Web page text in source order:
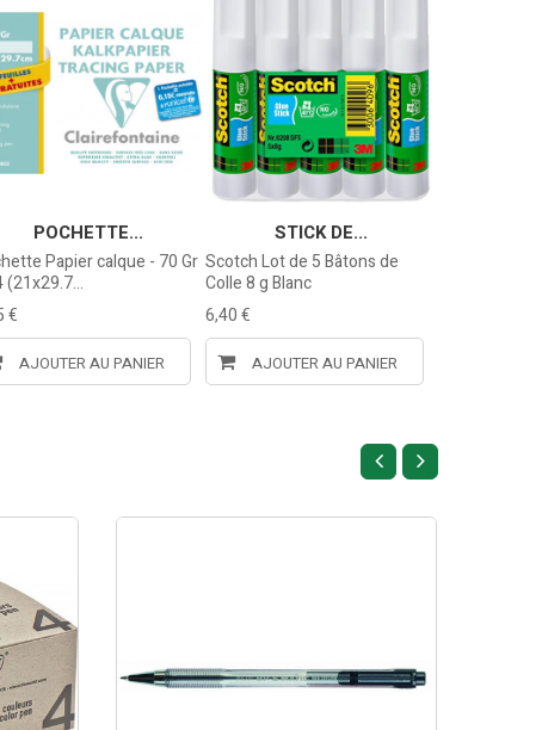
POCHETTE...
Papier calque - 70 Gr
(21x29.7...
€
AJOUTER AU PANIER
STICK DE...
Scotch Lot de 5 Bâtons de
Colle 8 g Blanc
6,40 €
AJOUTER AU PANIER